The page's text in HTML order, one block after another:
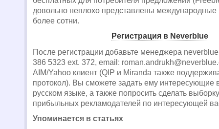
довольно неплохо представлены международные
более сотни.
Регистрация в Neverblue
После регистрации добавьте менеджера
386 5323 ext. 372, email:
AIM/Yahoo клиент (QIP и Miranda также
протокол). Вы сможете задать ему интересующие
русском языке, а также попросить сделать
прибыльных рекламодателей по интересующей
Упоминается в статьях